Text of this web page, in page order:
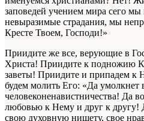
заповедей учением мира сего
невыразимые страдания, мы
Кресте Твоем, Господи!»
Приидите же все, верующие в
Христа! Приидите к подножию
заветы! Приидите и припадем к
будем молить Его: «Да умолкнет
человеконенавистничества! Да
любовью к Нему и друг к другу!
свою духовную нищету, свое